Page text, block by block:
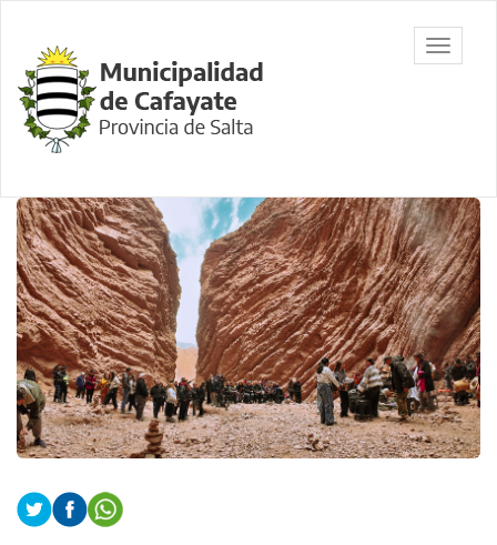
contenido
principal
Municipalidad
de Cafayate,
Salta
barra
Contenido
principal